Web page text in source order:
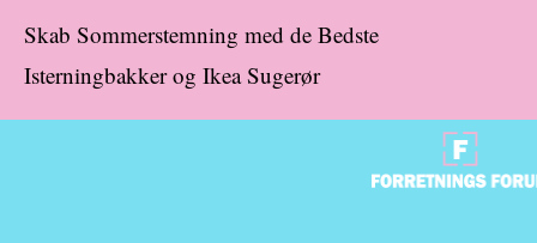
Skab Sommerstemning med de Bedste
Isterningbakker og Ikea Sugerør